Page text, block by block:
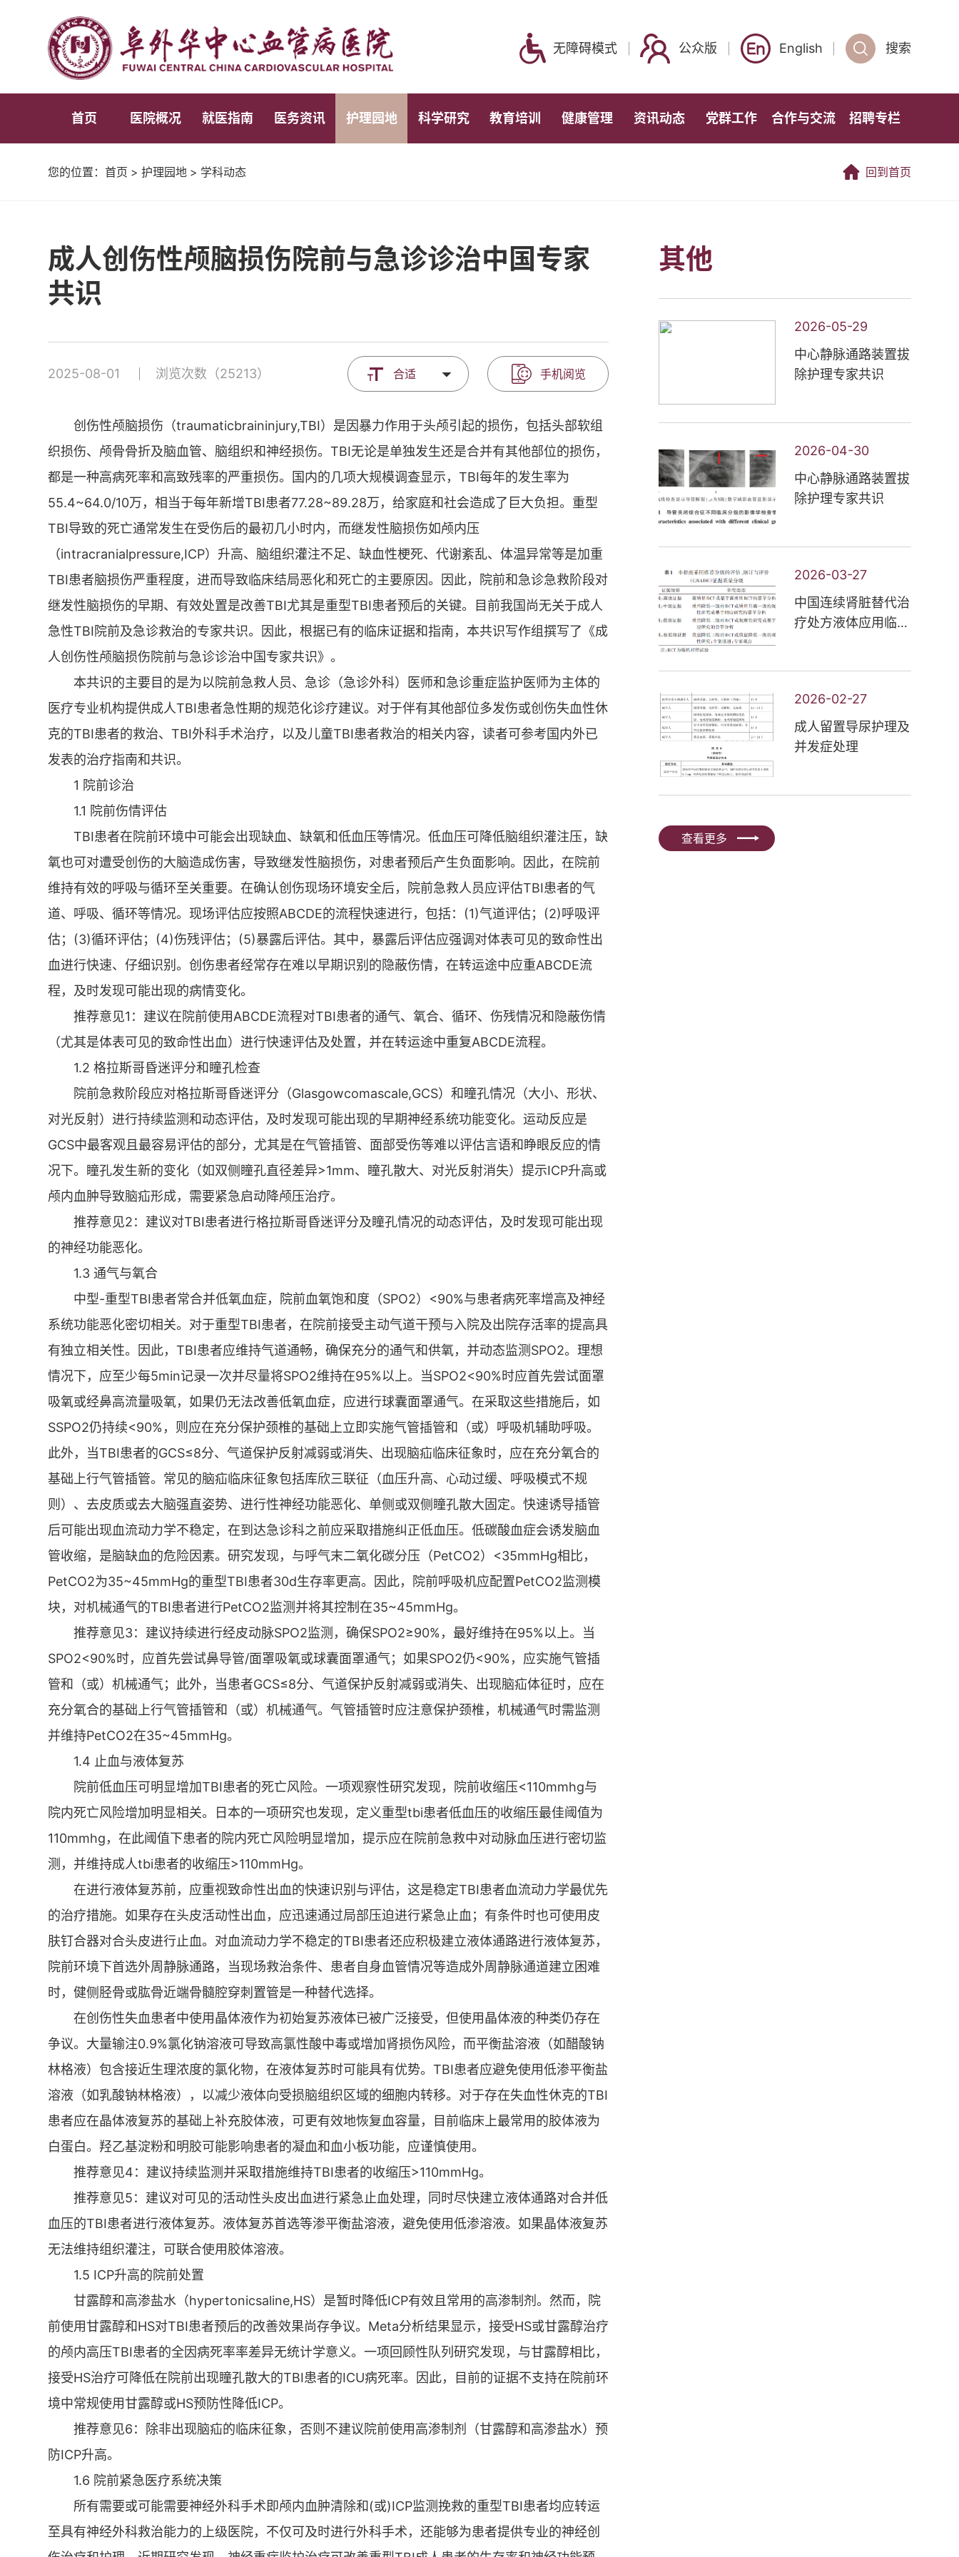
无障碍模式 公众版 English 搜索
首页 医院概况 就医指南 医务资讯 护理园地 科学研究 教育培训 健康管理 资讯动态 党群工作 合作与交流 招聘专栏
您的位置：首页 > 护理园地 > 学科动态 回到首页
成人创伤性颅脑损伤院前与急诊诊治中国专家
共识
2025-08-01 浏览次数（25213） 合适 手机阅览
创伤性颅脑损伤（traumaticbraininjury,TBI）是因暴力作用于头颅引起的损伤，包括头部软组
织损伤、颅骨骨折及脑血管、脑组织和神经损伤。TBI无论是单独发生还是合并有其他部位的损伤，
都是一种高病死率和高致残率的严重损伤。国内的几项大规模调查显示，TBI每年的发生率为
55.4~64.0/10万，相当于每年新增TBI患者77.28~89.28万，给家庭和社会造成了巨大负担。重型
TBI导致的死亡通常发生在受伤后的最初几小时内，而继发性脑损伤如颅内压
（intracranialpressure,ICP）升高、脑组织灌注不足、缺血性梗死、代谢紊乱、体温异常等是加重
TBI患者脑损伤严重程度，进而导致临床结局恶化和死亡的主要原因。因此，院前和急诊急救阶段对
继发性脑损伤的早期、有效处置是改善TBI尤其是重型TBI患者预后的关键。目前我国尚无关于成人
急性TBI院前及急诊救治的专家共识。因此，根据已有的临床证据和指南，本共识写作组撰写了《成
人创伤性颅脑损伤院前与急诊诊治中国专家共识》。
本共识的主要目的是为以院前急救人员、急诊（急诊外科）医师和急诊重症监护医师为主体的
医疗专业机构提供成人TBI患者急性期的规范化诊疗建议。对于伴有其他部位多发伤或创伤失血性休
克的TBI患者的救治、TBI外科手术治疗，以及儿童TBI患者救治的相关内容，读者可参考国内外已
发表的治疗指南和共识。
1 院前诊治
1.1 院前伤情评估
TBI患者在院前环境中可能会出现缺血、缺氧和低血压等情况。低血压可降低脑组织灌注压，缺
氧也可对遭受创伤的大脑造成伤害，导致继发性脑损伤，对患者预后产生负面影响。因此，在院前
维持有效的呼吸与循环至关重要。在确认创伤现场环境安全后，院前急救人员应评估TBI患者的气
道、呼吸、循环等情况。现场评估应按照ABCDE的流程快速进行，包括：(1)气道评估；(2)呼吸评
估；(3)循环评估；(4)伤残评估；(5)暴露后评估。其中，暴露后评估应强调对体表可见的致命性出
血进行快速、仔细识别。创伤患者经常存在难以早期识别的隐蔽伤情，在转运途中应重ABCDE流
程，及时发现可能出现的病情变化。
推荐意见1：建议在院前使用ABCDE流程对TBI患者的通气、氧合、循环、伤残情况和隐蔽伤情
（尤其是体表可见的致命性出血）进行快速评估及处置，并在转运途中重复ABCDE流程。
1.2 格拉斯哥昏迷评分和瞳孔检查
院前急救阶段应对格拉斯哥昏迷评分（Glasgowcomascale,GCS）和瞳孔情况（大小、形状、
对光反射）进行持续监测和动态评估，及时发现可能出现的早期神经系统功能变化。运动反应是
GCS中最客观且最容易评估的部分，尤其是在气管插管、面部受伤等难以评估言语和睁眼反应的情
况下。瞳孔发生新的变化（如双侧瞳孔直径差异>1mm、瞳孔散大、对光反射消失）提示ICP升高或
颅内血肿导致脑疝形成，需要紧急启动降颅压治疗。
推荐意见2：建议对TBI患者进行格拉斯哥昏迷评分及瞳孔情况的动态评估，及时发现可能出现
的神经功能恶化。
1.3 通气与氧合
中型-重型TBI患者常合并低氧血症，院前血氧饱和度（SPO2）<90%与患者病死率增高及神经
系统功能恶化密切相关。对于重型TBI患者，在院前接受主动气道干预与入院及出院存活率的提高具
有独立相关性。因此，TBI患者应维持气道通畅，确保充分的通气和供氧，并动态监测SPO2。理想
情况下，应至少每5min记录一次并尽量将SPO2维持在95%以上。当SPO2<90%时应首先尝试面罩
吸氧或经鼻高流量吸氧，如果仍无法改善低氧血症，应进行球囊面罩通气。在采取这些措施后，如
SSPO2仍持续<90%，则应在充分保护颈椎的基础上立即实施气管插管和（或）呼吸机辅助呼吸。
此外，当TBI患者的GCS≤8分、气道保护反射减弱或消失、出现脑疝临床征象时，应在充分氧合的
基础上行气管插管。常见的脑疝临床征象包括库欣三联征（血压升高、心动过缓、呼吸模式不规
则）、去皮质或去大脑强直姿势、进行性神经功能恶化、单侧或双侧瞳孔散大固定。快速诱导插管
后可能出现血流动力学不稳定，在到达急诊科之前应采取措施纠正低血压。低碳酸血症会诱发脑血
管收缩，是脑缺血的危险因素。研究发现，与呼气末二氧化碳分压（PetCO2）<35mmHg相比，
PetCO2为35~45mmHg的重型TBI患者30d生存率更高。因此，院前呼吸机应配置PetCO2监测模
块，对机械通气的TBI患者进行PetCO2监测并将其控制在35~45mmHg。
推荐意见3：建议持续进行经皮动脉SPO2监测，确保SPO2≥90%，最好维持在95%以上。当
SPO2<90%时，应首先尝试鼻导管/面罩吸氧或球囊面罩通气；如果SPO2仍<90%，应实施气管插
管和（或）机械通气；此外，当患者GCS≤8分、气道保护反射减弱或消失、出现脑疝体征时，应在
充分氧合的基础上行气管插管和（或）机械通气。气管插管时应注意保护颈椎，机械通气时需监测
并维持PetCO2在35~45mmHg。
1.4 止血与液体复苏
院前低血压可明显增加TBI患者的死亡风险。一项观察性研究发现，院前收缩压<110mmhg与
院内死亡风险增加明显相关。日本的一项研究也发现，定义重型tbi患者低血压的收缩压最佳阈值为
110mmhg，在此阈值下患者的院内死亡风险明显增加，提示应在院前急救中对动脉血压进行密切监
测，并维持成人tbi患者的收缩压>110mmHg。
在进行液体复苏前，应重视致命性出血的快速识别与评估，这是稳定TBI患者血流动力学最优先
的治疗措施。如果存在头皮活动性出血，应迅速通过局部压迫进行紧急止血；有条件时也可使用皮
肤钉合器对合头皮进行止血。对血流动力学不稳定的TBI患者还应积极建立液体通路进行液体复苏，
院前环境下首选外周静脉通路，当现场救治条件、患者自身血管情况等造成外周静脉通道建立困难
时，健侧胫骨或肱骨近端骨髓腔穿刺置管是一种替代选择。
在创伤性失血患者中使用晶体液作为初始复苏液体已被广泛接受，但使用晶体液的种类仍存在
争议。大量输注0.9%氯化钠溶液可导致高氯性酸中毒或增加肾损伤风险，而平衡盐溶液（如醋酸钠
林格液）包含接近生理浓度的氯化物，在液体复苏时可能具有优势。TBI患者应避免使用低渗平衡盐
溶液（如乳酸钠林格液），以减少液体向受损脑组织区域的细胞内转移。对于存在失血性休克的TBI
患者应在晶体液复苏的基础上补充胶体液，可更有效地恢复血容量，目前临床上最常用的胶体液为
白蛋白。羟乙基淀粉和明胶可能影响患者的凝血和血小板功能，应谨慎使用。
推荐意见4：建议持续监测并采取措施维持TBI患者的收缩压>110mmHg。
推荐意见5：建议对可见的活动性头皮出血进行紧急止血处理，同时尽快建立液体通路对合并低
血压的TBI患者进行液体复苏。液体复苏首选等渗平衡盐溶液，避免使用低渗溶液。如果晶体液复苏
无法维持组织灌注，可联合使用胶体溶液。
1.5 ICP升高的院前处置
甘露醇和高渗盐水（hypertonicsaline,HS）是暂时降低ICP有效且常用的高渗制剂。然而，院
前使用甘露醇和HS对TBI患者预后的改善效果尚存争议。Meta分析结果显示，接受HS或甘露醇治疗
的颅内高压TBI患者的全因病死率率差异无统计学意义。一项回顾性队列研究发现，与甘露醇相比，
接受HS治疗可降低在院前出现瞳孔散大的TBI患者的ICU病死率。因此，目前的证据不支持在院前环
境中常规使用甘露醇或HS预防性降低ICP。
推荐意见6：除非出现脑疝的临床征象，否则不建议院前使用高渗制剂（甘露醇和高渗盐水）预
防ICP升高。
1.6 院前紧急医疗系统决策
所有需要或可能需要神经外科手术即颅内血肿清除和(或)ICP监测挽救的重型TBI患者均应转运
至具有神经外科救治能力的上级医院，不仅可及时进行外科手术，还能够为患者提供专业的神经创
其他
2026-05-29
中心静脉通路装置拔
除护理专家共识
2026-04-30
中心静脉通路装置拔
除护理专家共识
2026-03-27
中国连续肾脏替代治
疗处方液体应用临床
2026-02-27
成人留置导尿护理及
并发症处理
查看更多